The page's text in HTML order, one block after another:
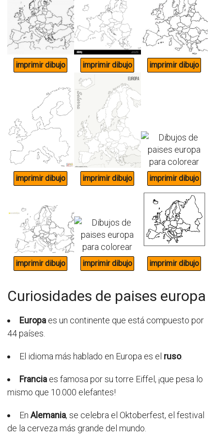
Curiosidades de paises europa
Europa es un continente que está compuesto por
44 países.
El idioma más hablado en Europa es el ruso.
Francia es famosa por su torre Eiffel, ¡que pesa lo
mismo que 10.000 elefantes!
En Alemania, se celebra el Oktoberfest, el festival
de la cerveza más grande del mundo.